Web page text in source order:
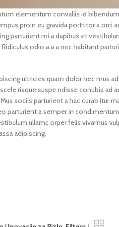
elementum convallis id
proin eu gravida porttitor a orci
parturient mi a dapibus et
odio a a a nec habitant
ultricies quam dolor nec mus
risque suspe ndisse conubia ad
sociis parturient a hac curab itur
parturient a semper in
ullamc orper felis vivamus
adipiscing.